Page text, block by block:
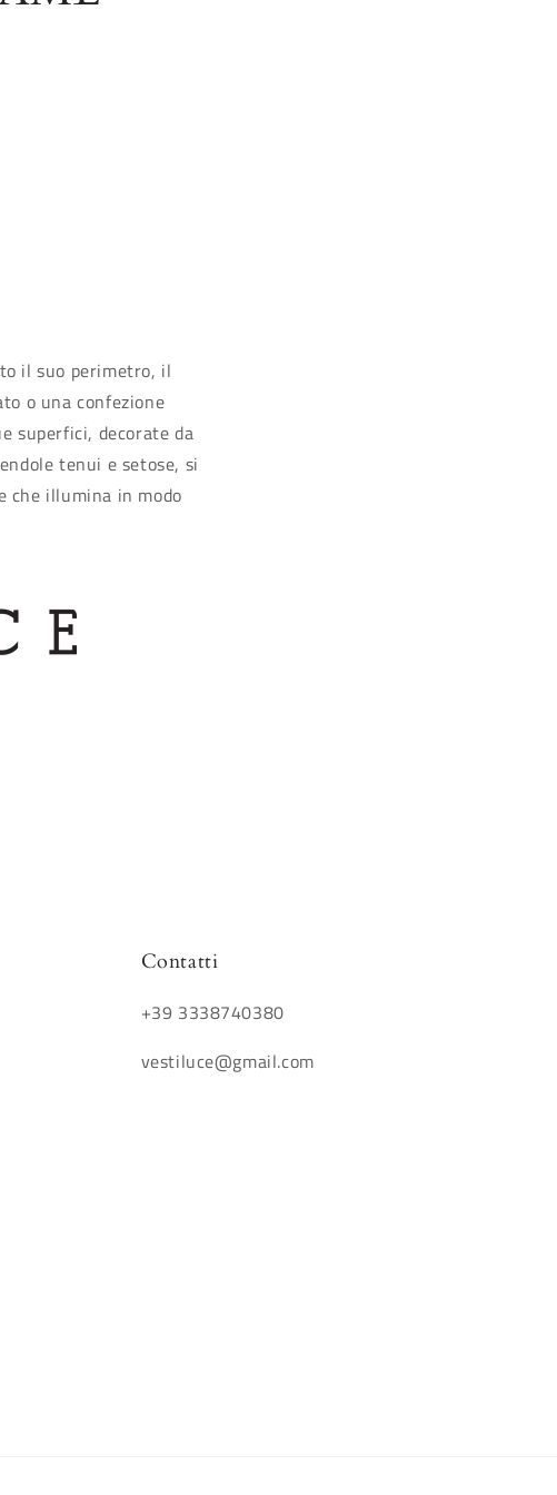
il suo perimetro, il
o una confezione
superfici, decorate da
tenui e setose, si
che illumina in modo
Contatti
+39 3338740380
vestiluce@gmail.com